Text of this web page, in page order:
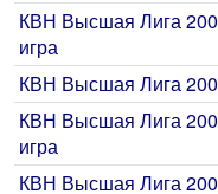
КВН Высшая Лига
игра
КВН Высшая Лига
КВН Высшая Лига
игра
КВН Высшая Лига